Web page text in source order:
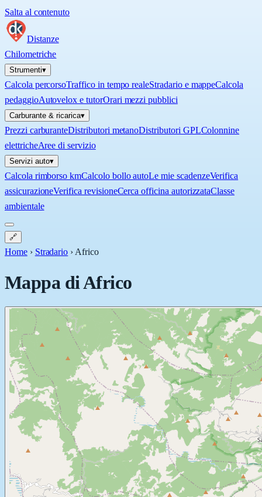
Salta al contenuto
Distanze
Chilometriche
Strumenti▾
Calcola percorsoTraffico in tempo realeStradario e mappeCalcola
pedaggioAutovelox e tutorOrari mezzi pubblici
Carburante & ricarica▾
Prezzi carburanteDistributori metanoDistributori GPLColonnine
elettricheAree di servizio
Servizi auto▾
Calcola rimborso kmCalcolo bollo autoLe mie scadenzeVerifica
assicurazioneVerifica revisioneCerca officina autorizzataClasse
ambientale
🔗
Home › Stradario › Africo
Mappa diAfrico